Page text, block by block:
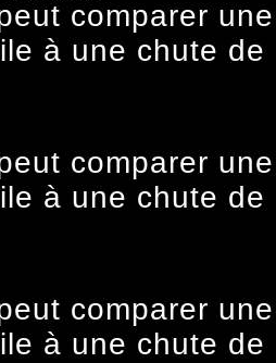
comparer
à une chute de
comparer
à une chute de
comparer
à une chute de